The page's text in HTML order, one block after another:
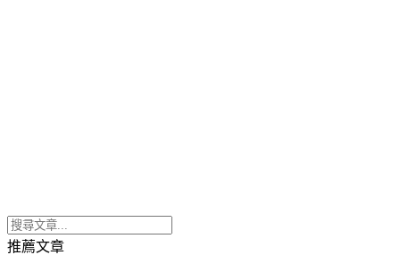
推薦文章